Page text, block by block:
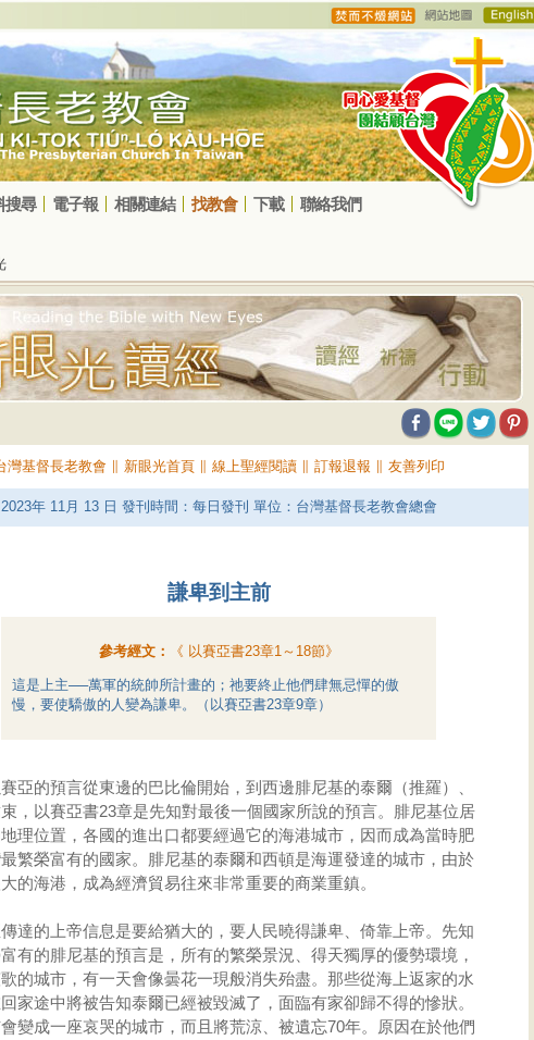
搜尋 電子報 相關連結 找教會 下載 聯絡我們
灣基督長老教會∥ 新眼光首頁∥ 線上聖經閱讀∥ 訂報退報 友善列印
2023年 11月 13日 發刊時間：每日發刊 單位：台灣基督長老教會總會
謙卑到主前
參考經文： 《 以賽亞書23章1～18節》
這是上主──萬軍的統帥所計畫的；祂要終止他們肆無忌憚的傲
慢，要使驕傲的人變為謙卑。（以賽亞書23章9章）
亞的預言從東邊的巴比倫開始，到西邊腓尼基的泰爾（推羅）、
，以賽亞書23章是先知對最後一個國家所說的預言。腓尼基位居
理位置，各國的進出口都要經過它的海港城市，因而成為當時肥
繁榮富有的國家。腓尼基的泰爾和西頓是海運發達的城市，由於
的海港，成為經濟貿易往來非常重要的商業重鎮。
達的上帝信息是要給猶大的，要人民曉得謙卑、倚靠上帝。先知
有的腓尼基的預言是，所有的繁榮景況、得天獨厚的優勢環境，
的城市，有一天會像曇花一現般消失殆盡。那些從海上返家的水
家途中將被告知泰爾已經被毀滅了，面臨有家卻歸不得的慘狀。
變成一座哀哭的城市，而且將荒涼、被遺忘70年。原因在於他們